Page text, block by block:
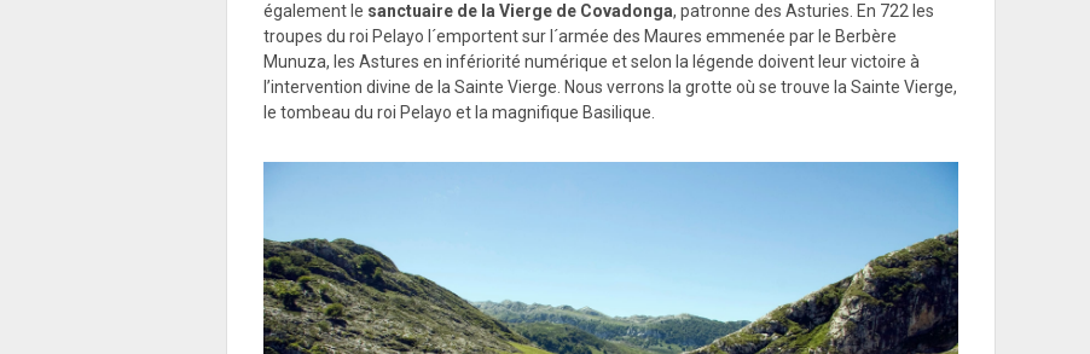
également le sanctuaire de la Vierge de Covadonga, patronne des Asturies. En 722 les
troupes du roi Pelayo l´emportent sur l´armée des Maures emmenée par le Berbère
Munuza, les Astures en infériorité numérique et selon la légende doivent leur victoire à
l’intervention divine de la Sainte Vierge. Nous verrons la grotte où se trouve la Sainte Vierge,
le tombeau du roi Pelayo et la magnifique Basilique.